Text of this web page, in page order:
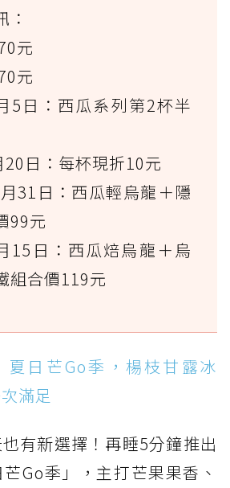
元
元
5日：西瓜系列第2杯半
日：每杯現折10元
31日：西瓜輕烏龍＋隱
99元
15日：西瓜焙烏龍＋烏
組合價119元
日芒Go季，楊枝甘露冰
滿足
有新選擇！再睡5分鐘推出
Go季」，主打芒果果香、